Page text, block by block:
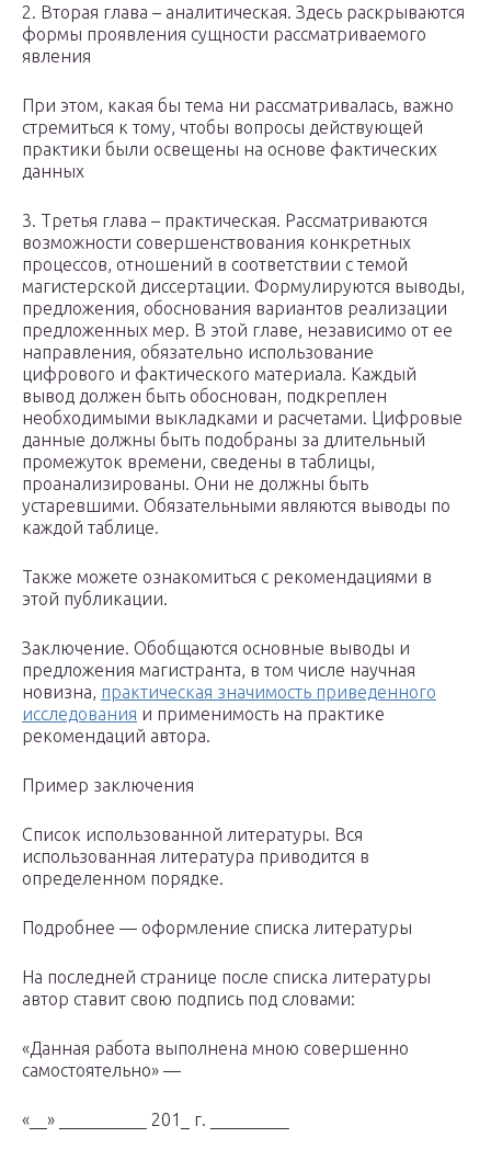
2. Вторая глава – аналитическая. Здесь раскрываются
формы проявления сущности рассматриваемого
явления
При этом, какая бы тема ни рассматривалась, важно
стремиться к тому, чтобы вопросы действующей
практики были освещены на основе фактических
данных
3. Третья глава – практическая. Рассматриваются
возможности совершенствования конкретных
процессов, отношений в соответствии с темой
магистерской диссертации. Формулируются выводы,
предложения, обоснования вариантов реализации
предложенных мер. В этой главе, независимо от ее
направления, обязательно использование
цифрового и фактического материала. Каждый
вывод должен быть обоснован, подкреплен
необходимыми выкладками и расчетами. Цифровые
данные должны быть подобраны за длительный
промежуток времени, сведены в таблицы,
проанализированы. Они не должны быть
устаревшими. Обязательными являются выводы по
каждой таблице.
Также можете ознакомиться с рекомендациями в
этой публикации.
Заключение. Обобщаются основные выводы и
предложения магистранта, в том числе научная
новизна, практическая значимость приведенного
исследования и применимость на практике
рекомендаций автора.
Пример заключения
Список использованной литературы. Вся
использованная литература приводится в
определенном порядке.
Подробнее — оформление списка литературы
На последней странице после списка литературы
автор ставит свою подпись под словами:
«Данная работа выполнена мною совершенно
самостоятельно» —
«__» __________ 201_ г. _________